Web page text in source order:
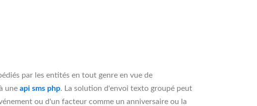
par les entités en tout genre en vue de
une api sms php. La solution d'envoi texto groupé peut
ou d'un facteur comme un anniversaire ou la